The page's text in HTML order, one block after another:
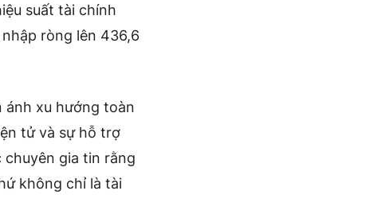
suất tài chính
ròng lên 436,6
ánh xu hướng toàn
tử và sự hỗ trợ
chuyên gia tin rằng
không chỉ là tài